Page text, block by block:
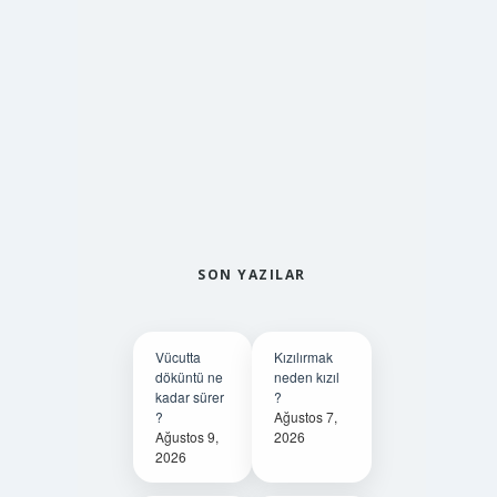
SON YAZILAR
Vücutta
döküntü ne
kadar sürer
?
Ağustos 9,
2026
Kızılırmak
neden kızıl
?
Ağustos 7,
2026